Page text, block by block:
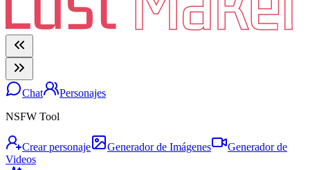
Chat
Personajes
NSFW Tool
Crear personaje Generador de Imágenes
Generador de
Videos